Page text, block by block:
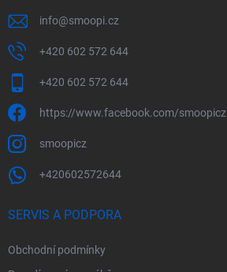
info@smoopi.cz
+420 602 572 644
+420 602 572 644
https://www.facebook.com/smoopicz
smoopicz
+420602572644
SERVIS A PODPORA
Obchodní podmínky